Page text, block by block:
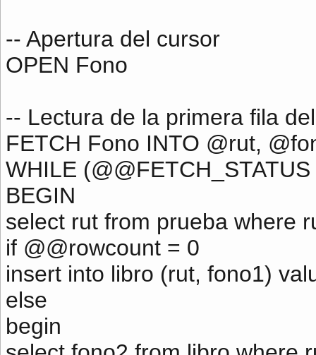
-- Apertura del cursor
OPEN Fono
-- Lectura de la primera fila
FETCH Fono INTO @rut,
WHILE
BEGIN
select rut from prueba where
if @@rowcount = 0
insert into libro (rut, fono1)
else
begin